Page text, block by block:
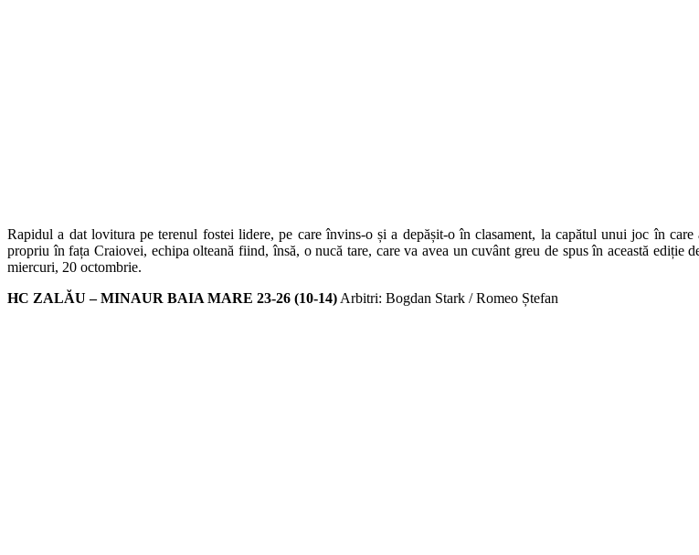
Rapidul a dat lovitura pe terenul fostei lidere, pe care învins-o și a depășit-o în clasament, la capătul unui joc în
propriu în fața Craiovei, echipa olteană fiind, însă, o nucă tare, care va avea un cuvânt greu de spus în această
miercuri, 20 octombrie.
HC ZALĂU – MINAUR BAIA MARE 23-26 (10-14) Arbitri: Bogdan Stark / Romeo Ștefan